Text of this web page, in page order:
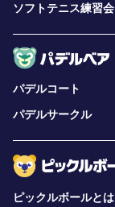
ソフトテニス練習会
パデルコート
パデルサークル
ピックルボールとは